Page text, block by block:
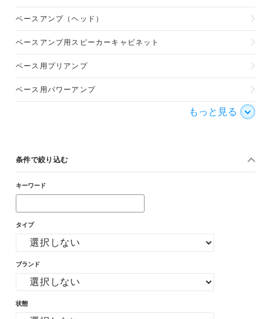
ベースアンプ（ヘッド）
ベースアンプ用スピーカーキャビネット
ベース用プリアンプ
ベース用パワーアンプ
もっと見る
条件で絞り込む
キーワード
タイプ
ブランド
状態